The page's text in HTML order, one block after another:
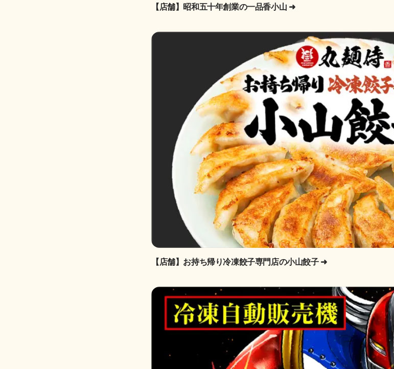
【店舗】昭和五十年創業の一品香小山 ➜
【店舗】お持ち帰り冷凍餃子専門店の小山餃子 ➜